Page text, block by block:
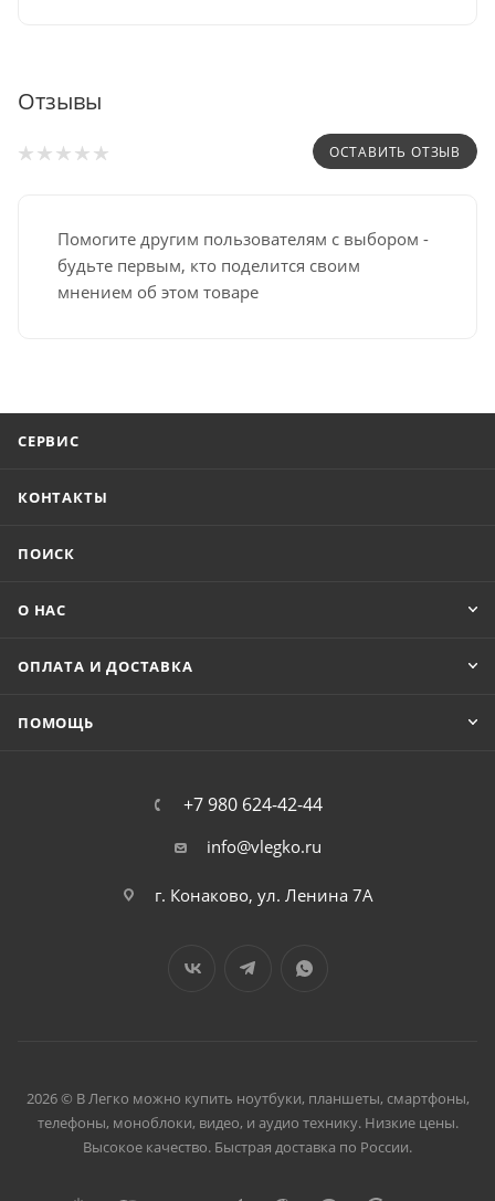
Отзывы
ОСТАВИТЬ ОТЗЫВ
Помогите другим пользователям с выбором -
будьте первым, кто поделится своим
мнением об этом товаре
СЕРВИС
КОНТАКТЫ
ПОИСК
О НАС
ОПЛАТА И ДОСТАВКА
ПОМОЩЬ
+7 980 624-42-44
info@vlegko.ru
г. Конаково, ул. Ленина 7А
2026 © В Легко можно купить ноутбуки, планшеты, смартфоны,
телефоны, моноблоки, видео, и аудио технику. Низкие цены.
Высокое качество. Быстрая доставка по России.